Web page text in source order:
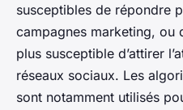
susceptibles de répondre
campagnes marketing, ou
plus susceptible d’attirer
réseaux sociaux. Les
sont notamment utilisés